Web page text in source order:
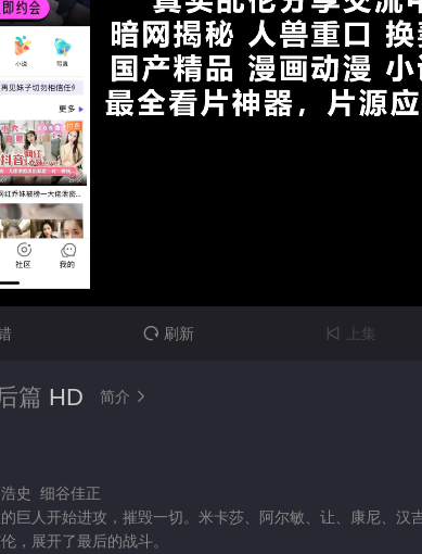
 刷新  上集
篇 HD 简介 
史 细谷佳正
巨人开始进攻，摧毁一切。米卡莎、阿尔敏、让、康尼、汉
，展开了最后的战斗。